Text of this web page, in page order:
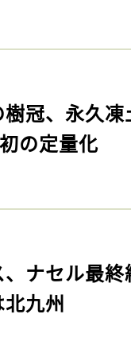
樹冠、永久
の定量化
、ナセル最
九州